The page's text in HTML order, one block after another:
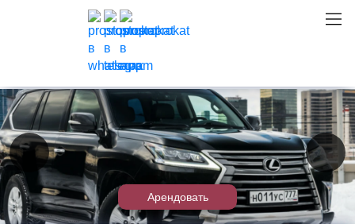
Аренда Lexus LX 450d (LX 570)
Арендовать